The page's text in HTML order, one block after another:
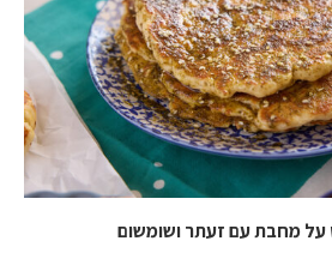
על מחבת עם זעתר ושומשום